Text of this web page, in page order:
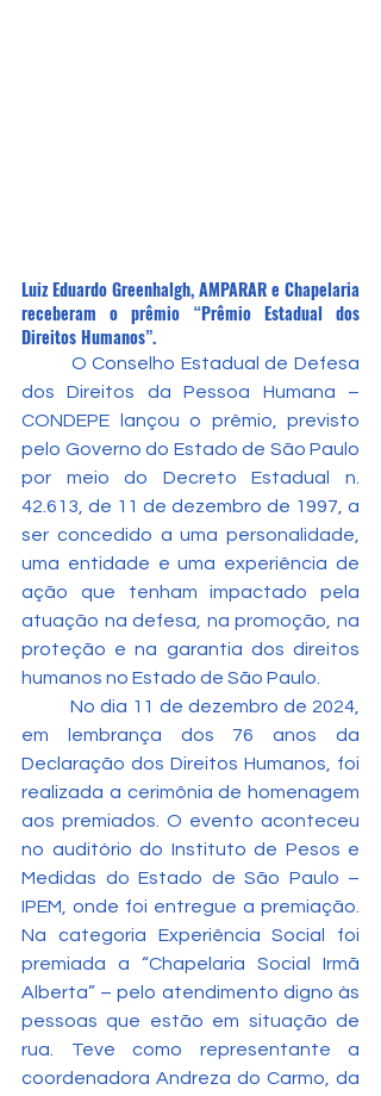
Luiz Eduardo Greenhalgh, AMPARAR e Chapelaria
receberam o prêmio “Prêmio Estadual dos
Direitos Humanos”.
dos Direitos da Pessoa Humana –
CONDEPE lançou o prêmio, previsto
pelo Governo do Estado de São Paulo
por meio do Decreto Estadual n.
42.613, de 11 de dezembro de 1997, a
ser concedido a uma personalidade,
uma entidade e uma experiência de
ação que tenham impactado pela
atuação na defesa, na promoção, na
proteção e na garantia dos direitos
humanos no Estado de São Paulo.
	No dia 11 de dezembro de 2024,
em lembrança dos 76 anos da
Declaração dos Direitos Humanos, foi
realizada a cerimônia de homenagem
aos premiados. O evento aconteceu
no auditório do Instituto de Pesos e
Medidas do Estado de São Paulo –
IPEM, onde foi entregue a premiação.
Na categoria Experiência Social foi
premiada a “Chapelaria Social Irmã
Alberta” – pelo atendimento digno às
pessoas que estão em situação de
rua. Teve como representante a
coordenadora Andreza do Carmo, da